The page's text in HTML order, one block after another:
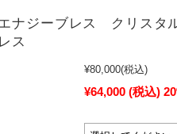
ナジーブレス クリスタ
ス
¥80,000(税込)
¥64,000 (税込)